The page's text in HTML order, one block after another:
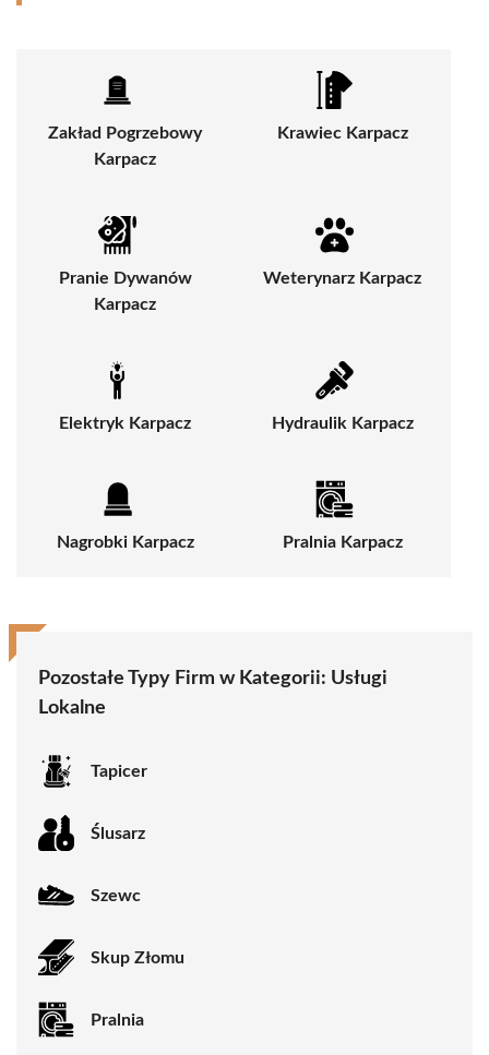
Zakład Pogrzebowy
Karpacz
Krawiec Karpacz
Pranie Dywanów
Karpacz
Weterynarz Karpacz
Elektryk Karpacz Hydraulik Karpacz
Nagrobki Karpacz Pralnia Karpacz
Pozostałe Typy Firm w Kategorii: Usługi
Lokalne
Tapicer
Ślusarz
Szewc
Skup Złomu
Pralnia